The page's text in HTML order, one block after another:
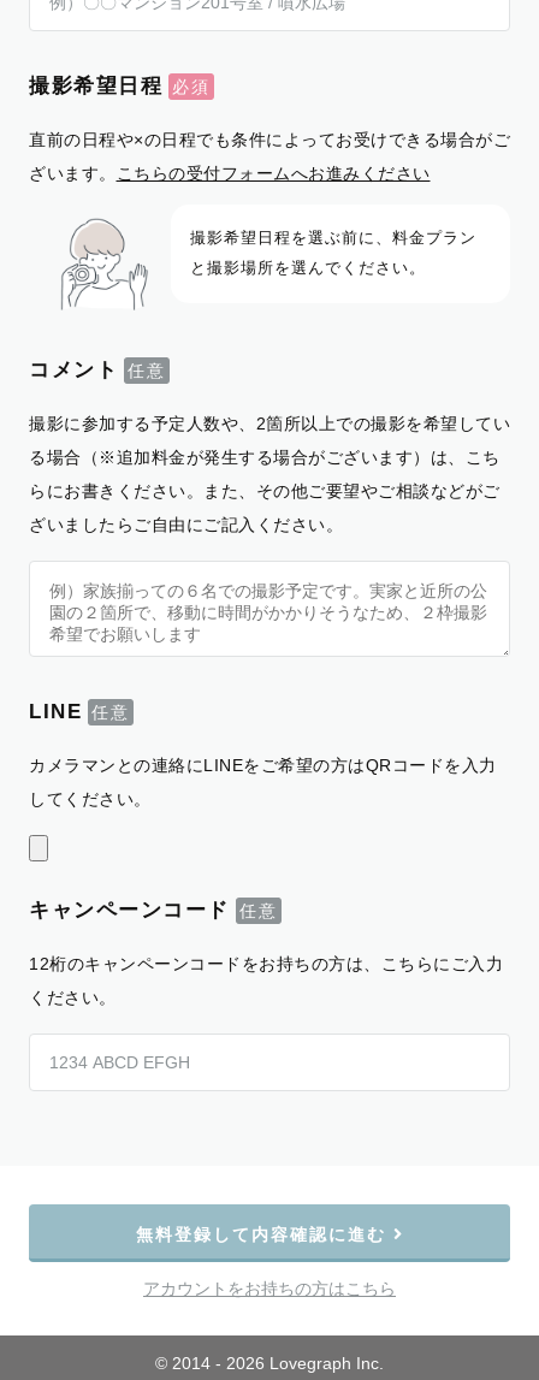
撮影希望日程
直前の日程や×の日程でも条件によってお受けできる場合がご
ざいます。
こちらの受付フォームへお進みください
撮影希望日程を選ぶ前に、料金プラン
と撮影場所を選んでください。
コメント
撮影に参加する予定人数や、2箇所以上での撮影を希望してい
る場合（※追加料金が発生する場合がございます）は、こち
らにお書きください。また、その他ご要望やご相談などがご
ざいましたらご自由にご記入ください。
LINE
カメラマンとの連絡にLINEをご希望の方はQRコードを入力
してください。
キャンペーンコード
12桁のキャンペーンコードをお持ちの方は、こちらにご入力
ください。
無料登録して内容確認に進む
アカウントをお持ちの方はこちら
© 2014 - 2026 Lovegraph Inc.